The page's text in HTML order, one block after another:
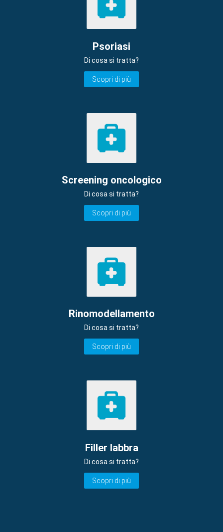
Psoriasi
Di cosa si tratta?
Scopri di più
Screening oncologico
Di cosa si tratta?
Scopri di più
Rinomodellamento
Di cosa si tratta?
Scopri di più
Filler labbra
Di cosa si tratta?
Scopri di più